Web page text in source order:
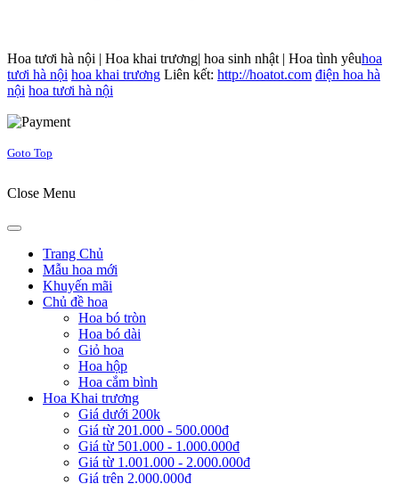
Hoa tươi hà nội | Hoa khai trương| hoa sinh nhật | Hoa tình yêuhoa
tươi hà nội hoa khai trương Liên kết: http://hoatot.com điện hoa hà
nội hoa tươi hà nội
Goto Top
Close Menu
Trang Chủ
Mẫu hoa mới
Khuyến mãi
Chủ đề hoa
Hoa bó tròn
Hoa bó dài
Giỏ hoa
Hoa hộp
Hoa cắm bình
Hoa Khai trương
Giá dưới 200k
Giá từ 201.000 - 500.000đ
Giá từ 501.000 - 1.000.000đ
Giá từ 1.001.000 - 2.000.000đ
Giá trên 2.000.000đ